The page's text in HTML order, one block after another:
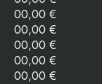
00,00 €
00,00 €
00,00 €
00,00 €
00,00 €